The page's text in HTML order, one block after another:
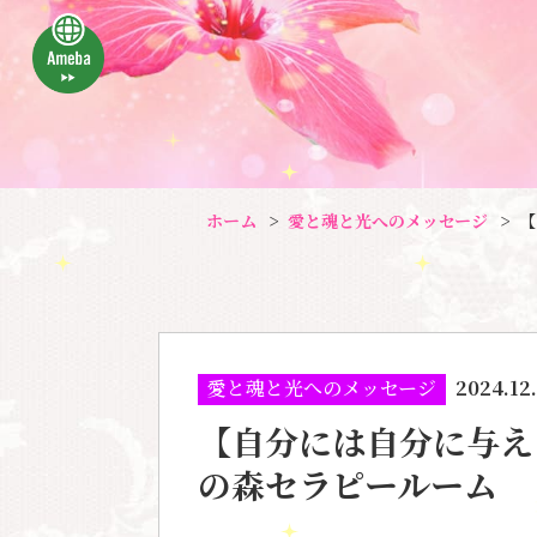
ホーム 愛と魂と光へのメッセージ
愛と魂と光へのメッセージ
【自分には自分に与
の森セラピールーム